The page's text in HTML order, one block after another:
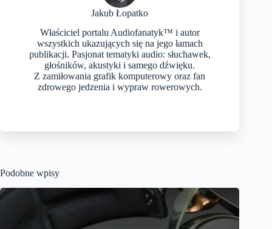
Jakub Łopatko
Właściciel portalu Audiofanatyk™ i autor
wszystkich ukazujących się na jego łamach
publikacji. Pasjonat tematyki audio: słuchawek,
głośników, akustyki i samego dźwięku.
Z zamiłowania grafik komputerowy oraz fan
zdrowego jedzenia i wypraw rowerowych.
Podobne wpisy